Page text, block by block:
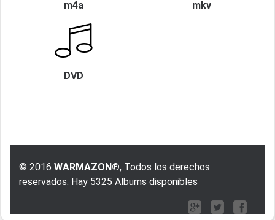
m4a mkv
DVD
© 2016 WARMAZON®, Todos los derechos
reservados. Hay 5325 Albums disponibles